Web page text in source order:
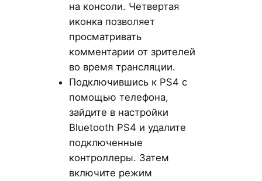
на консоли. Четвертая
иконка позволяет
просматривать
комментарии от зрителей
во время трансляции.
Подключившись к PS4 с
помощью телефона,
зайдите в настройки
Bluetooth PS4 и удалите
подключенные
контроллеры. Затем
включите режим